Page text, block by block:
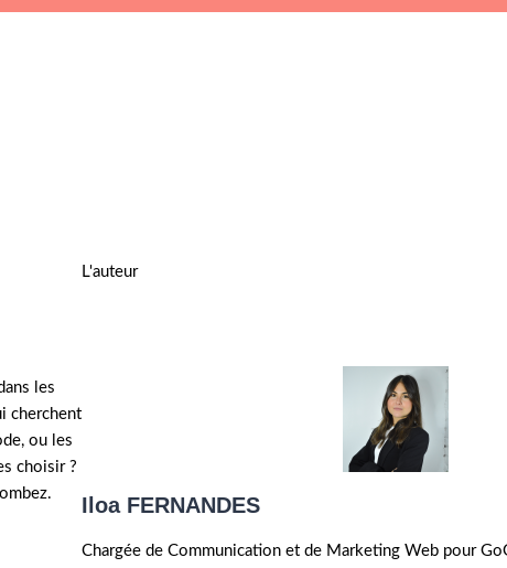
les
cherchent
ou les
choisir ?
L'auteur
Iloa FERNANDES
Chargée de Communication et de Marketing Web pour